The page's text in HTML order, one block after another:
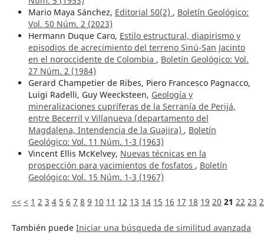
Mario Maya Sánchez, Editorial 50(2) , Boletín Geológico:
Vol. 50 Núm. 2 (2023)
Hermann Duque Caro, Estilo estructural, diapirismo y
episodios de acrecimiento del terreno Sinú-San Jacinto
en el noroccidente de Colombia , Boletín Geológico: Vol.
27 Núm. 2 (1984)
Gerard Champetier de Ribes, Piero Francesco Pagnacco,
Luigi Radelli, Guy Weecksteen, Geología y
mineralizaciones cupríferas de la Serranía de Perijá,
entre Becerril y Villanueva (departamento del
Magdalena, Intendencia de la Guajira) , Boletín
Geológico: Vol. 11 Núm. 1-3 (1963)
Vincent Ellis McKelvey, Nuevas técnicas en la
prospección para yacimientos de fosfatos , Boletín
Geológico: Vol. 15 Núm. 1-3 (1967)
<< < 1 2 3 4 5 6 7 8 9 10 11 12 13 14 15 16 17 18 19 20 21 22 23
También puede Iniciar una búsqueda de similitud avanzada